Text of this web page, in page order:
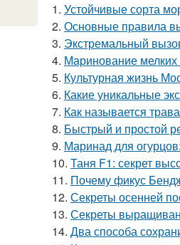
1. Устойчивые сорта
2. Основные правила
3. Экстремальный
4. Маринование
5. Культурная жизнь
6. Какие уникальные
7. Как называется
8. Быстрый и простой
9. Маринад для
10. Таня F1: секрет
11. Почему фикус
12. Секреты осенней
13. Секреты
14. Два способа